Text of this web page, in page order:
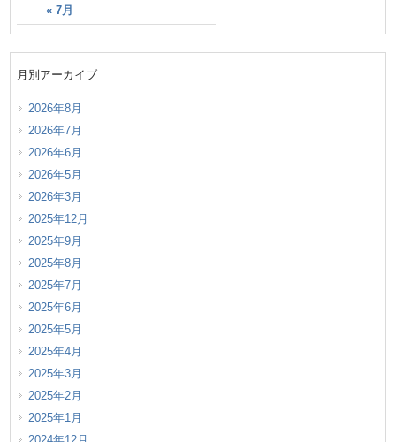
« 7月
月別アーカイブ
2026年8月
2026年7月
2026年6月
2026年5月
2026年3月
2025年12月
2025年9月
2025年8月
2025年7月
2025年6月
2025年5月
2025年4月
2025年3月
2025年2月
2025年1月